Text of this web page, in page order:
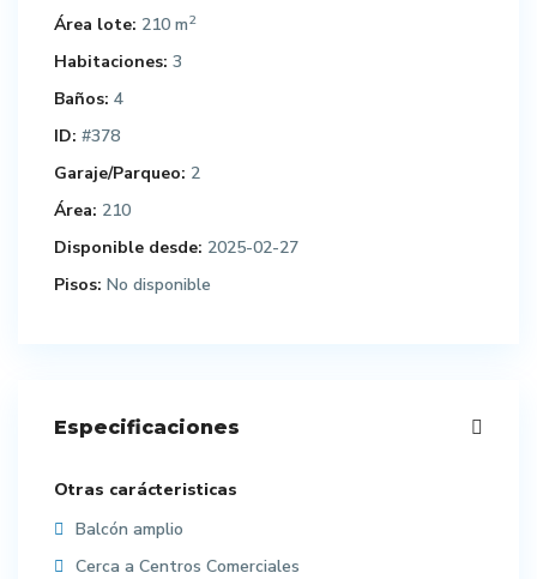
Área lote: 210 m2
Habitaciones: 3
Baños: 4
ID: #378
Garaje/Parqueo: 2
Área: 210
Disponible desde: 2025-02-27
Pisos: No disponible
Especificaciones
Otras carácteristicas
Balcón amplio
Cerca a Centros Comerciales